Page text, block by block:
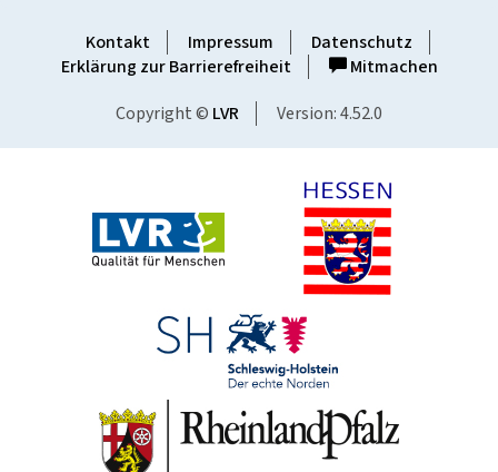
Kontakt Impressum
Datenschutz
Erklärung zur Barrierefreiheit
Mitmachen
Copyright © LVR Version: 4.52.0